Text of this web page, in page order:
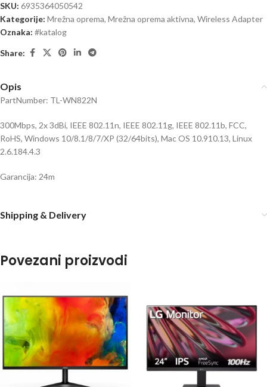
SKU: 6935364050542
Kategorije: Mrežna oprema, Mrežna oprema aktivna, Wireless Adapter
Oznaka: #katalog
Share:
Opis
PartNumber: TL-WN822N
300Mbps, 2x 3dBi, IEEE 802.11n, IEEE 802.11g, IEEE 802.11b, FCC,
RoHS, Windows 10/8.1/8/7/XP (32/64bits), Mac OS 10.910.13, Linux
2.6.184.4.3
Garancija: 24m
Shipping & Delivery
Povezani proizvodi